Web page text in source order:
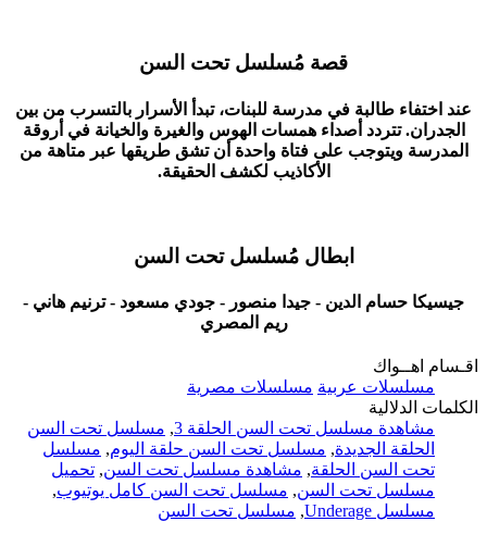
قصة مُسلسل تحت السن
عند اختفاء طالبة في مدرسة للبنات، تبدأ الأسرار بالتسرب من بين
الجدران. تتردد أصداء همسات الهوس والغيرة والخيانة في أروقة
المدرسة ويتوجب على فتاة واحدة أن تشق طريقها عبر متاهة من
الأكاذيب لكشف الحقيقة.
ابطال مُسلسل تحت السن
جيسيكا حسام الدين - جيدا منصور - جودي مسعود - ترنيم هاني -
ريم المصري
اقـسام اهــواك
مسلسلات عربية مسلسلات مصرية
الكلمات الدلالية
مشاهدة مسلسل تحت السن الحلقة 3
, مسلسل تحت السن
الحلقة الجديدة, مسلسل تحت السن حلقة اليوم, مسلسل
تحت السن الحلقة, مشاهدة مسلسل تحت السن, تحميل
مسلسل تحت السن, مسلسل تحت السن كامل يوتيوب,
مسلسل Underage
, مسلسل تحت السن